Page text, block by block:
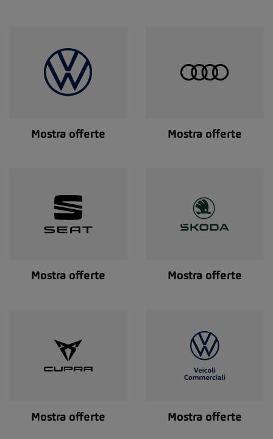
Mostra offerte Mostra offerte
Mostra offerte Mostra offerte
Mostra offerte Mostra offerte